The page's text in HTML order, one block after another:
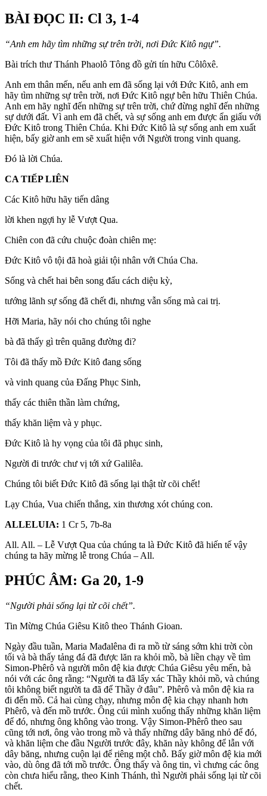
BÀI ĐỌC II: Cl 3, 1-4
“Anh em hãy tìm những sự trên trời, nơi Ðức Kitô ngự”.
Bài trích thư Thánh Phaolô Tông đồ gửi tín hữu Côlôxê.
Anh em thân mến, nếu anh em đã sống lại với Ðức Kitô, anh em
hãy tìm những sự trên trời, nơi Ðức Kitô ngự bên hữu Thiên Chúa.
Anh em hãy nghĩ đến những sự trên trời, chứ đừng nghĩ đến những
sự dưới đất. Vì anh em đã chết, và sự sống anh em được ẩn giấu với
Ðức Kitô trong Thiên Chúa. Khi Ðức Kitô là sự sống anh em xuất
hiện, bấy giờ anh em sẽ xuất hiện với Người trong vinh quang.
Ðó là lời Chúa.
CA TIẾP LIÊN
Các Kitô hữu hãy tiến dâng
lời khen ngợi hy lễ Vượt Qua.
Chiên con đã cứu chuộc đoàn chiên mẹ:
Ðức Kitô vô tội đã hoà giải tội nhân với Chúa Cha.
Sống và chết hai bên song đấu cách diệu kỳ,
tướng lãnh sự sống đã chết đi, nhưng vẫn sống mà cai trị.
Hỡi Maria, hãy nói cho chúng tôi nghe
bà đã thấy gì trên quãng đường đi?
Tôi đã thấy mồ Ðức Kitô đang sống
và vinh quang của Ðấng Phục Sinh,
thấy các thiên thần làm chứng,
thấy khăn liệm và y phục.
Ðức Kitô là hy vọng của tôi đã phục sinh,
Người đi trước chư vị tới xứ Galilêa.
Chúng tôi biết Ðức Kitô đã sống lại thật từ cõi chết!
Lạy Chúa, Vua chiến thắng, xin thương xót chúng con.
ALLELUIA: 1 Cr 5, 7b-8a
All. All. – Lễ Vượt Qua của chúng ta là Ðức Kitô đã hiến tế vậy
chúng ta hãy mừng lễ trong Chúa – All.
PHÚC ÂM: Ga 20, 1-9
“Người phải sống lại từ cõi chết”.
Tin Mừng Chúa Giêsu Kitô theo Thánh Gioan.
Ngày đầu tuần, Maria Mađalêna đi ra mồ từ sáng sớm khi trời còn
tối và bà thấy tảng đá đã được lăn ra khỏi mồ, bà liền chạy về tìm
Simon-Phêrô và người môn đệ kia được Chúa Giêsu yêu mến, bà
nói với các ông rằng: “Người ta đã lấy xác Thầy khỏi mồ, và chúng
tôi không biết người ta đã để Thầy ở đâu”. Phêrô và môn đệ kia ra
đi đến mồ. Cả hai cùng chạy, nhưng môn đệ kia chạy nhanh hơn
Phêrô, và đến mồ trước. Ông cúi mình xuống thấy những khăn liệm
để đó, nhưng ông không vào trong. Vậy Simon-Phêrô theo sau
cũng tới nơi, ông vào trong mồ và thấy những dây băng nhỏ để đó,
và khăn liệm che đầu Người trước đây, khăn này không để lẫn với
dây băng, nhưng cuộn lại để riêng một chỗ. Bấy giờ môn đệ kia mới
vào, dù ông đã tới mồ trước. Ông thấy và ông tin, vì chưng các ông
còn chưa hiểu rằng, theo Kinh Thánh, thì Người phải sống lại từ cõi
chết.